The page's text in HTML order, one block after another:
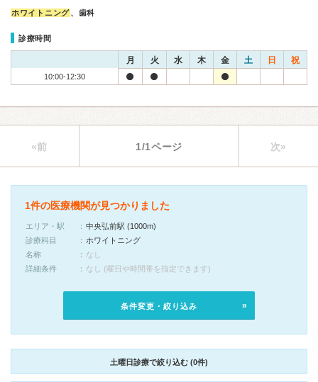
ホワイトニング、歯科
診療時間
月 火 水 木 金 土 日 祝
10:00-12:30
«前 1/1ページ 次»
1件の医療機関が見つかりました
エリア・駅
中央弘前駅 (1000m)
診療科目
ホワイトニング
名称
なし
詳細条件
なし (曜日や時間帯を指定できます)
条件変更・絞り込み
土曜日診療で絞り込む (0件)